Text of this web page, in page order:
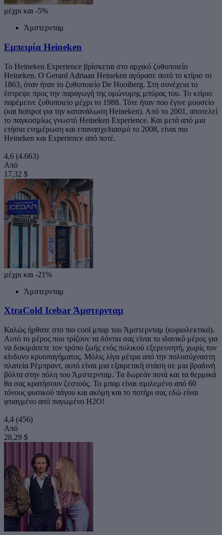
μέχρι και -5%
Άμστερνταμ
Εμπειρία Heineken
Το Heineken Experience βρίσκεται στο αρχικό ζυθοποιείο
Heineken. Ο Gerard Adriaan Heineken αγόρασε αυτό το κτίριο το
1863, όταν ήταν το ζυθοποιείο De Hooiberg. Στη συνέχεια το
έστρεψε προς την παραγωγή της ομώνυμης μπύρας του. Το κτίριο
παρέμεινε ζυθοποιείο μέχρι το 1988. Τότε ήταν που έγινε μουσείο
(και hotspot για την κατανάλωση Heineken). Από το 2001, αποτελεί
το παγκοσμίως γνωστό Heineken Experience. Και μετά από μια
ετήσια ενημέρωση και επανασχεδιασμό το 2008, είναι πιο
Heineken και Experience από ποτέ.
4,6 (4.663)
Από
17,32 $
μέχρι και -21%
Άμστερνταμ
XtraCold Icebar Άμστερνταμ
Καλώς ήρθατε στο πιο cool μπαρ του Άμστερνταμ (κυριολεκτικά).
Αυτό το μέρος που τρίζουν τα δόντια σας είναι το ιδανικό μέρος για
να δοκιμάσετε τον τρόπο ζωής ενός πολικού εξερευνητή, χωρίς τον
κίνδυνο κρυοπαγήματος. Μόλις λίγα μέτρα από την πολυσύχναστη
πλατεία Ρέμπραντ, αυτό είναι μια εξαιρετική στάση σε μια βραδινή
βόλτα στην πόλη του Άμστερνταμ. Τα δωρεάν ποτά και τα θερμικά
θα σας κρατήσουν ζεστούς. Το μπαρ είναι σμιλεμένο από 60
τόνους φυσικού πάγου και ακόμη και το ποτήρι σας εδώ είναι
φτιαγμένο από παγωμένο H2O!
4,4 (456)
Από
28,29 $